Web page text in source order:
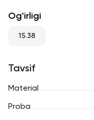
Og'irligi
15.38
Tavsif
Material
Proba